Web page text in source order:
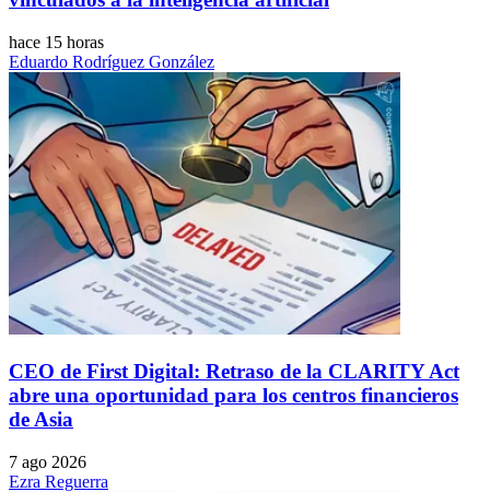
hace 15 horas
Eduardo Rodríguez González
CEO de First Digital: Retraso de la CLARITY Act
abre una oportunidad para los centros financieros
de Asia
7 ago 2026
Ezra Reguerra